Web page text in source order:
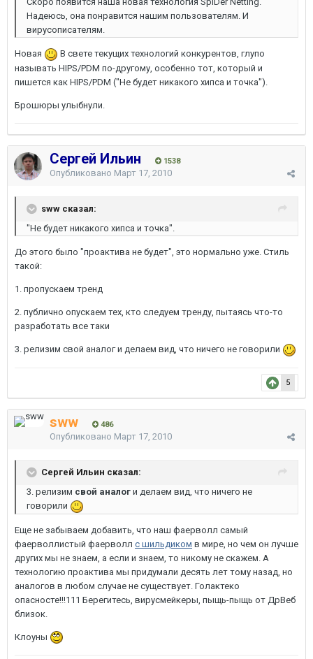
Надеюсь, она понравится нашим пользователям. И
вирусописателям.
Новая
В свете текущих технологий конкурентов, глупо
называть HIPS/PDM по-другому, особенно тот, который и
пишется как HIPS/PDM ("Не будет никакого хипса и точка").
Брошюры улыбнули.
Сергей Ильин 1538
Опубликовано Март 17, 2010
sww сказал:
"Не будет никакого хипса и точка".
До этого было "проактива не будет", это нормально уже. Стиль
такой:
1. пропускаем тренд
2. публично опускаем тех, кто следуем тренду, пытаясь что-то
разработать все таки
3. релизим свой аналог и делаем вид, что ничего не говорили
5
sww 486
Опубликовано Март 17, 2010
Сергей Ильин сказал:
3. релизим свой аналог и делаем вид, что ничего не
говорили
Еще не забываем добавить, что наш фаерволл самый
фаерволлистый фаерволл с шильдиком в мире, но чем он лучше
других мы не знаем, а если и знаем, то никому не скажем. А
технологию проактива мы придумали десять лет тому назад, но
аналогов в любом случае не существует. Голактеко
опасносте!!!111 Берегитесь, вирусмейкеры, пыщь-пыщь от ДрВеб
близок.
Клоуны